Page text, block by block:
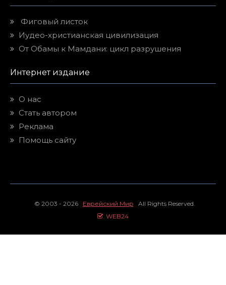
Фиговый листок
Иудео-христианская цивилизация
От Обамы к Мамдани: цикл разрушения
Интернет издание
О нас
Стать автором
Реклама
Помощь сайту
© 2003 - 2026 Еврейский Мир All Rights Reserved.
WEB24